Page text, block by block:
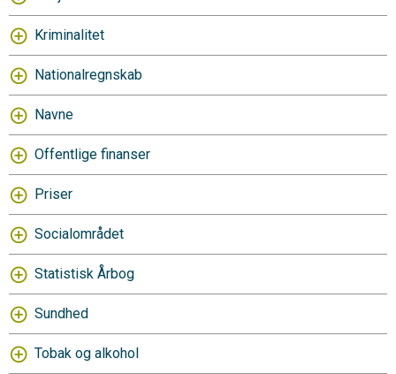
Kriminalitet
Nationalregnskab
Navne
Offentlige finanser
Priser
Socialområdet
Statistisk Årbog
Sundhed
Tobak og alkohol